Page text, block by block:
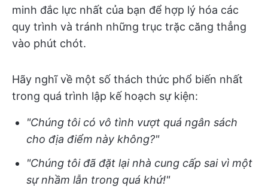
minh đắc lực nhất của bạn để hợp lý hóa các
quy trình và tránh những trục trặc căng thẳng
vào phút chót.
Hãy nghĩ về một số thách thức phổ biến nhất
trong quá trình lập kế hoạch sự kiện:
"Chúng tôi có vô tình vượt quá ngân sách
cho địa điểm này không?"
"Chúng tôi đã đặt lại nhà cung cấp sai vì một
sự nhầm lẫn trong quá khứ!"